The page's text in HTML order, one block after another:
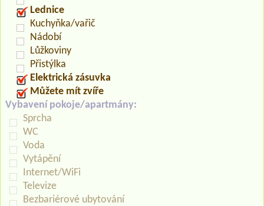
Lednice
Kuchyňka/vařič
Nádobí
Lůžkoviny
Přistýlka
Elektrická zásuvka
Můžete mít zvíře
Vybavení pokoje/apartmány:
Sprcha
WC
Voda
Vytápění
Internet/WiFi
Televize
Bezbariérové ubytování